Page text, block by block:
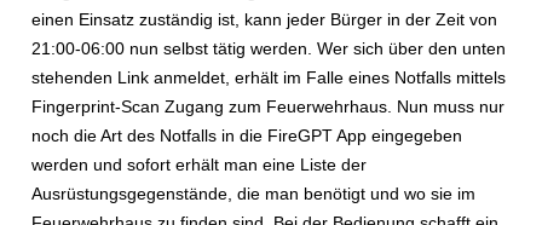
einen Einsatz zuständig ist, kann jeder Bürger in der Zeit von
21:00-06:00 nun selbst tätig werden. Wer sich über den unten
stehenden Link anmeldet, erhält im Falle eines Notfalls mittels
Fingerprint-Scan Zugang zum Feuerwehrhaus. Nun muss nur
noch die Art des Notfalls in die FireGPT App eingegeben
werden und sofort erhält man eine Liste der
Ausrüstungsgegenstände, die man benötigt und wo sie im